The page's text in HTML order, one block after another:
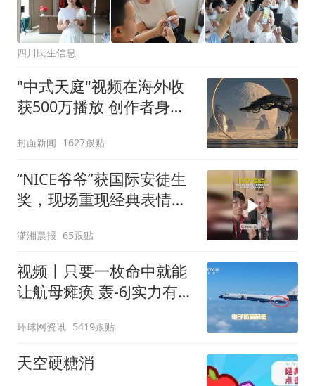
四川民生信息
"中式天庭"视频在海外收
获500万播放 创作者身份
封面新闻 1627跟贴
“NICE爷爷”获国际安徒生
奖，现场重现经典表情
潇湘晨报 65跟贴
视频丨只要一枚命中就能
让航母瘫痪 轰-6J实力有多
环球网资讯 5419跟贴
天空硬糖消